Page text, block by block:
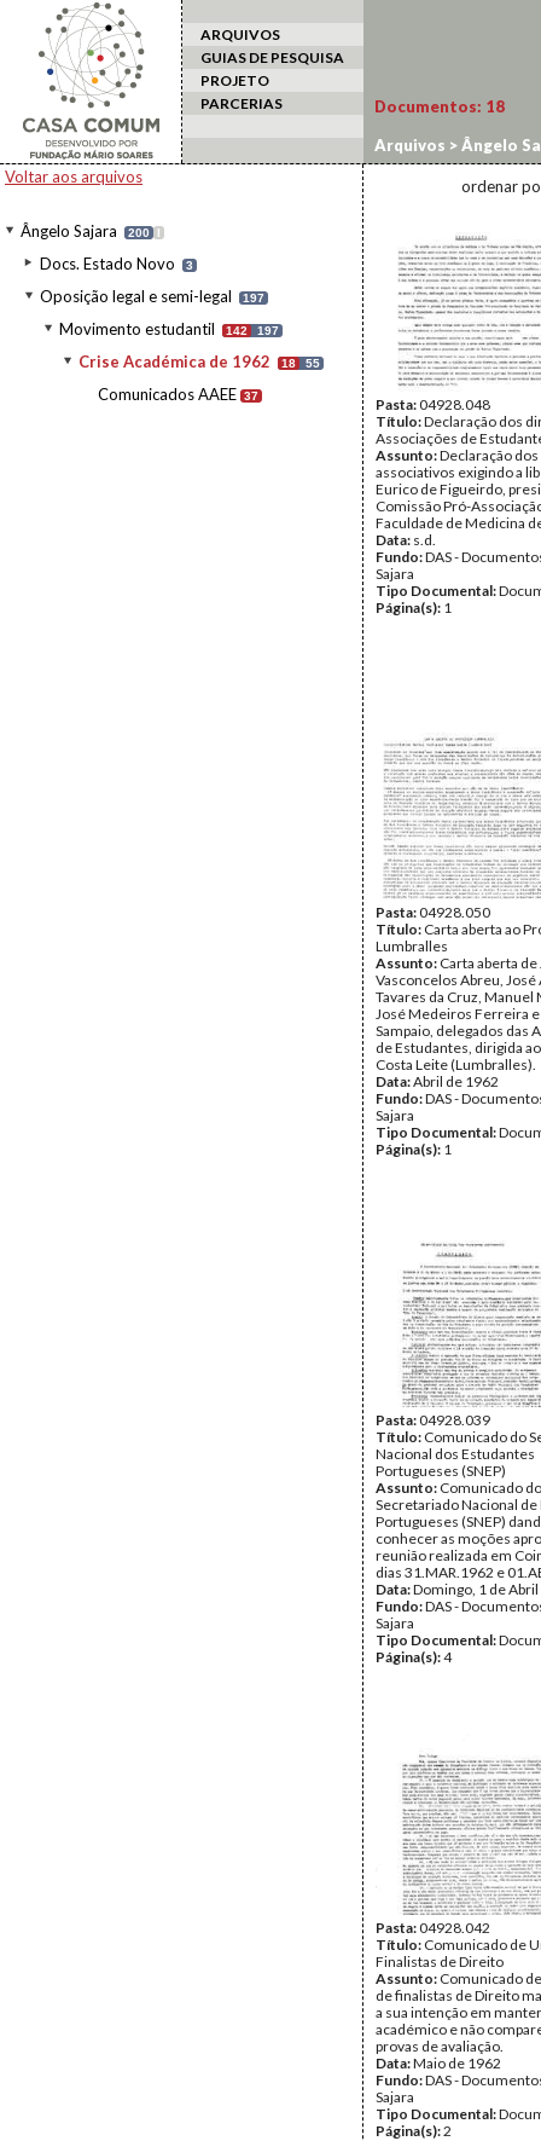
ARQUIVOS
GUIAS DE PESQUISA
PROJETO
PARCERIAS
Voltar aos arquivos
Ângelo Sajara 200 I
Docs. Estado Novo 3
Oposição legal e semi-legal 197
Movimento estudantil 142 197
Crise Académica de 1962 18 55
Comunicados AAEE 37
Documentos: 18
Arquivos >Ângelo
1962
ordenar
Pasta:04928.048
Título:Declaração dos
Associações de
Assunto:Declaração
associativos exigindo a
Eurico de Figueirdo,
Comissão Pró-
Faculdade de Medicina
Data: s.d.
Fundo:DAS -
Sajara
Tipo Documental:
Página(s): 1
Pasta:04928.050
Título: Carta aberta ao
Lumbralles
Assunto: Carta aberta de
Vasconcelos Abreu,
Tavares da Cruz, Manuel
José Medeiros Ferreira
Sampaio, delegados das
de Estudantes, dirigida
Costa Leite (Lumbralles).
Data:Abril de 1962
Fundo:DAS -
Sajara
Tipo Documental:
Página(s): 1
Pasta:04928.039
Título: Comunicado do
Nacional dos Estudantes
Portugueses (SNEP)
Assunto: Comunicado do
Secretariado Nacional
Portugueses (SNEP)
conhecer as moções
reunião realizada em
dias 31.MAR.1962 e
Data:Domingo, 1 de
Fundo:DAS -
Sajara
Tipo Documental:
Página(s):4
Pasta:04928.042
Título: Comunicado de
Finalistas de Direito
Assunto: Comunicado
de finalistas de Direito
a sua intenção em
académico e não
provas de avaliação.
Data:Maio de 1962
Fundo:DAS -
Sajara
Tipo Documental:
Página(s):2